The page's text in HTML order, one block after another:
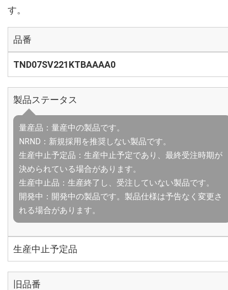
す。
品番
TND07SV221KTBAAAA0
製品ステータス
量産品：量産中の製品です。
NRND：新規採用を推奨しない製品です。
生産中止予定品：生産中止予定であり、最終受注時期が
決められている場合があります。
生産中止品：生産終了し、受注していない製品です。
開発中：開発中の製品です。製品仕様は予告なく変更さ
れる場合があります。
生産中止予定品
旧品番